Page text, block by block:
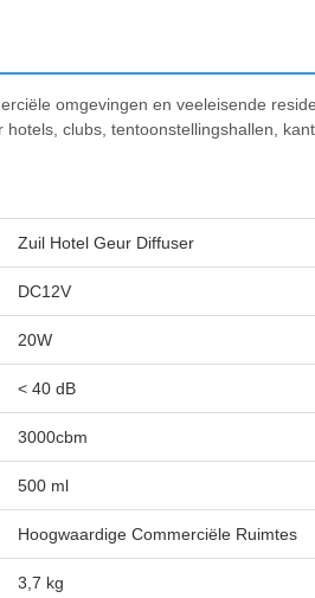
omgevingen en veeleisende
clubs, tentoonstellingshallen,
Zuil Hotel Geur Diffuser
DC12V
20W
< 40 dB
3000cbm
500 ml
Hoogwaardige Commerciële Ruimtes
3,7 kg